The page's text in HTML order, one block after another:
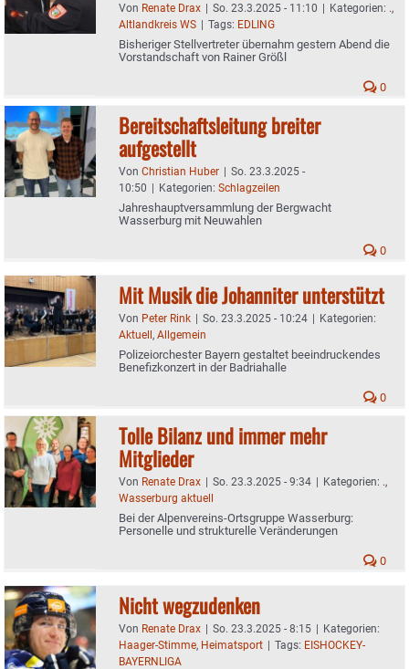
Von Renate Drax | So. 23.3.2025 - 11:10 | Kategorien: .,
Altlandkreis WS | Tags: EDLING
Bisheriger Stellvertreter übernahm gestern Abend die
Vorstandschaft von Rainer Größl
0
Bereitschaftsleitung breiter
aufgestellt
Von Christian Huber | So. 23.3.2025 -
10:50 | Kategorien: Schlagzeilen
Jahreshauptversammlung der Bergwacht
Wasserburg mit Neuwahlen
0
Mit Musik die Johanniter unterstützt
Von Peter Rink | So. 23.3.2025 - 10:24 | Kategorien:
Aktuell, Allgemein
Polizeiorchester Bayern gestaltet beeindruckendes
Benefizkonzert in der Badriahalle
0
Tolle Bilanz und immer mehr
Mitglieder
Von Renate Drax | So. 23.3.2025 - 9:34 | Kategorien: .,
Wasserburg aktuell
Bei der Alpenvereins-Ortsgruppe Wasserburg:
Personelle und strukturelle Veränderungen
0
Nicht wegzudenken
Von Renate Drax | So. 23.3.2025 - 8:15 | Kategorien:
Haager-Stimme, Heimatsport | Tags: EISHOCKEY-
BAYERNLIGA